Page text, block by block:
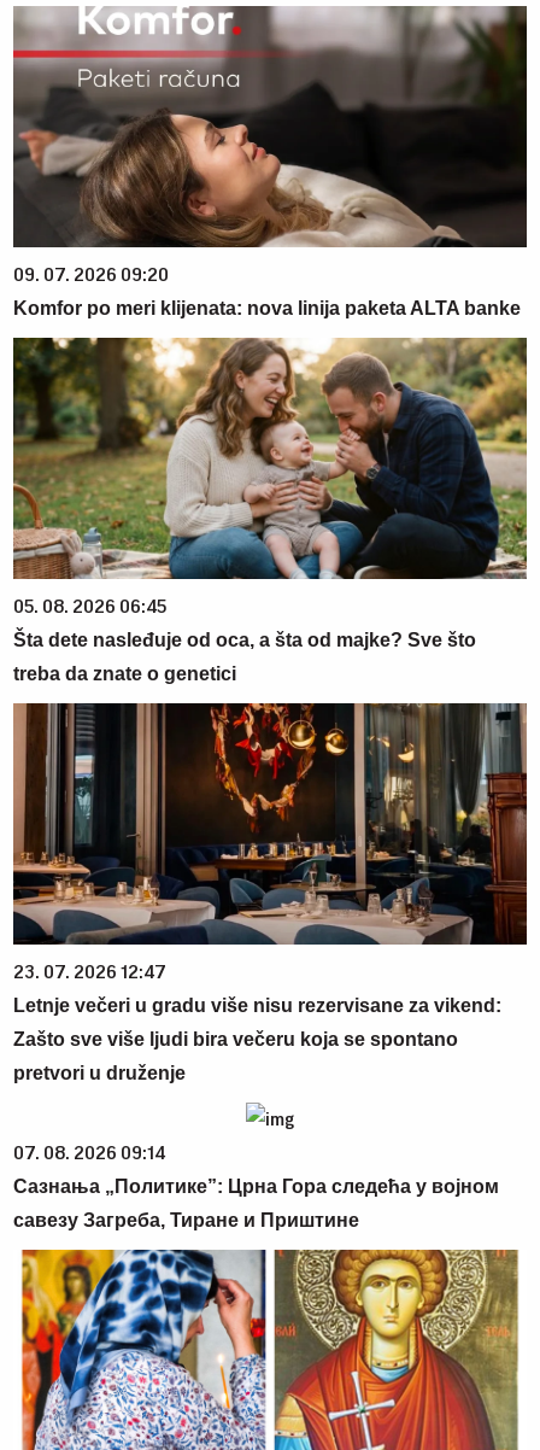
09. 07. 2026 09:20
Komfor po meri klijenata: nova linija paketa ALTA banke
05. 08. 2026 06:45
Šta dete nasleđuje od oca, a šta od majke? Sve što
treba da znate o genetici
23. 07. 2026 12:47
Letnje večeri u gradu više nisu rezervisane za vikend:
Zašto sve više ljudi bira večeru koja se spontano
pretvori u druženje
07. 08. 2026 09:14
Сазнања „Политике”: Црна Гора следећа у војном
савезу Загреба, Тиране и Приштине